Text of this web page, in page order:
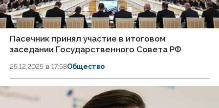
Пасечник принял участие в итоговом
заседании Государственного Совета РФ
25.12.2025 в 17:58Общество